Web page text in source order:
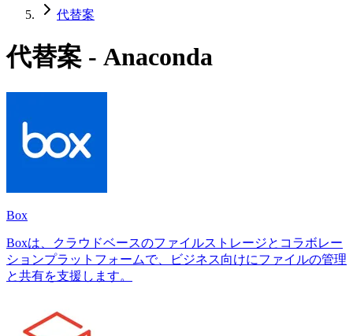
代替案
代替案 - Anaconda
Box
Boxは、クラウドベースのファイルストレージとコラボレー
ションプラットフォームで、ビジネス向けにファイルの管理
と共有を支援します。